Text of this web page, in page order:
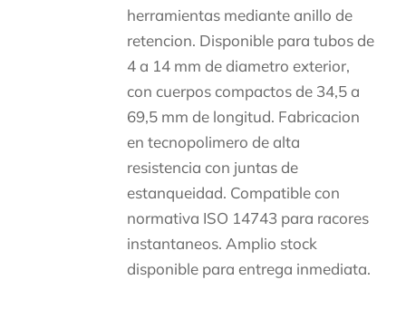
herramientas mediante anillo de
retencion. Disponible para tubos de
4 a 14 mm de diametro exterior,
con cuerpos compactos de 34,5 a
69,5 mm de longitud. Fabricacion
en tecnopolimero de alta
resistencia con juntas de
estanqueidad. Compatible con
normativa ISO 14743 para racores
instantaneos. Amplio stock
disponible para entrega inmediata.